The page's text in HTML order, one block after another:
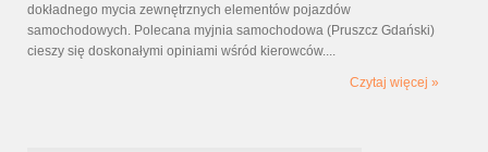
dokładnego mycia zewnętrznych elementów pojazdów
samochodowych. Polecana myjnia samochodowa (Pruszcz Gdański)
cieszy się doskonałymi opiniami wśród kierowców....
Czytaj więcej »